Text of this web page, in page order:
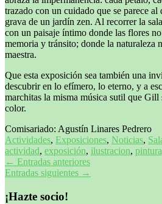
trazado con un cuidado que se parece
grava de un jardín zen. Al recorrer la
con un paisaje íntimo donde las flores
memoria y tránsito; donde la naturaleza
maestra.
Que esta exposición sea también una
descubrir en lo efímero, lo eterno, y a
marchitas la misma música sutil que Gill
color.
Comisariado: Agustín Linares Pedrero
Actividades, Exposiciones, Noticias,
actividad, exposición, ilustracion, pintura
Navegación
de
entradas
← Entradas anteriores
Entradas siguientes →
¡Hazte socio!